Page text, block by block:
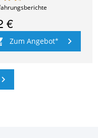
€
Zum Angebot